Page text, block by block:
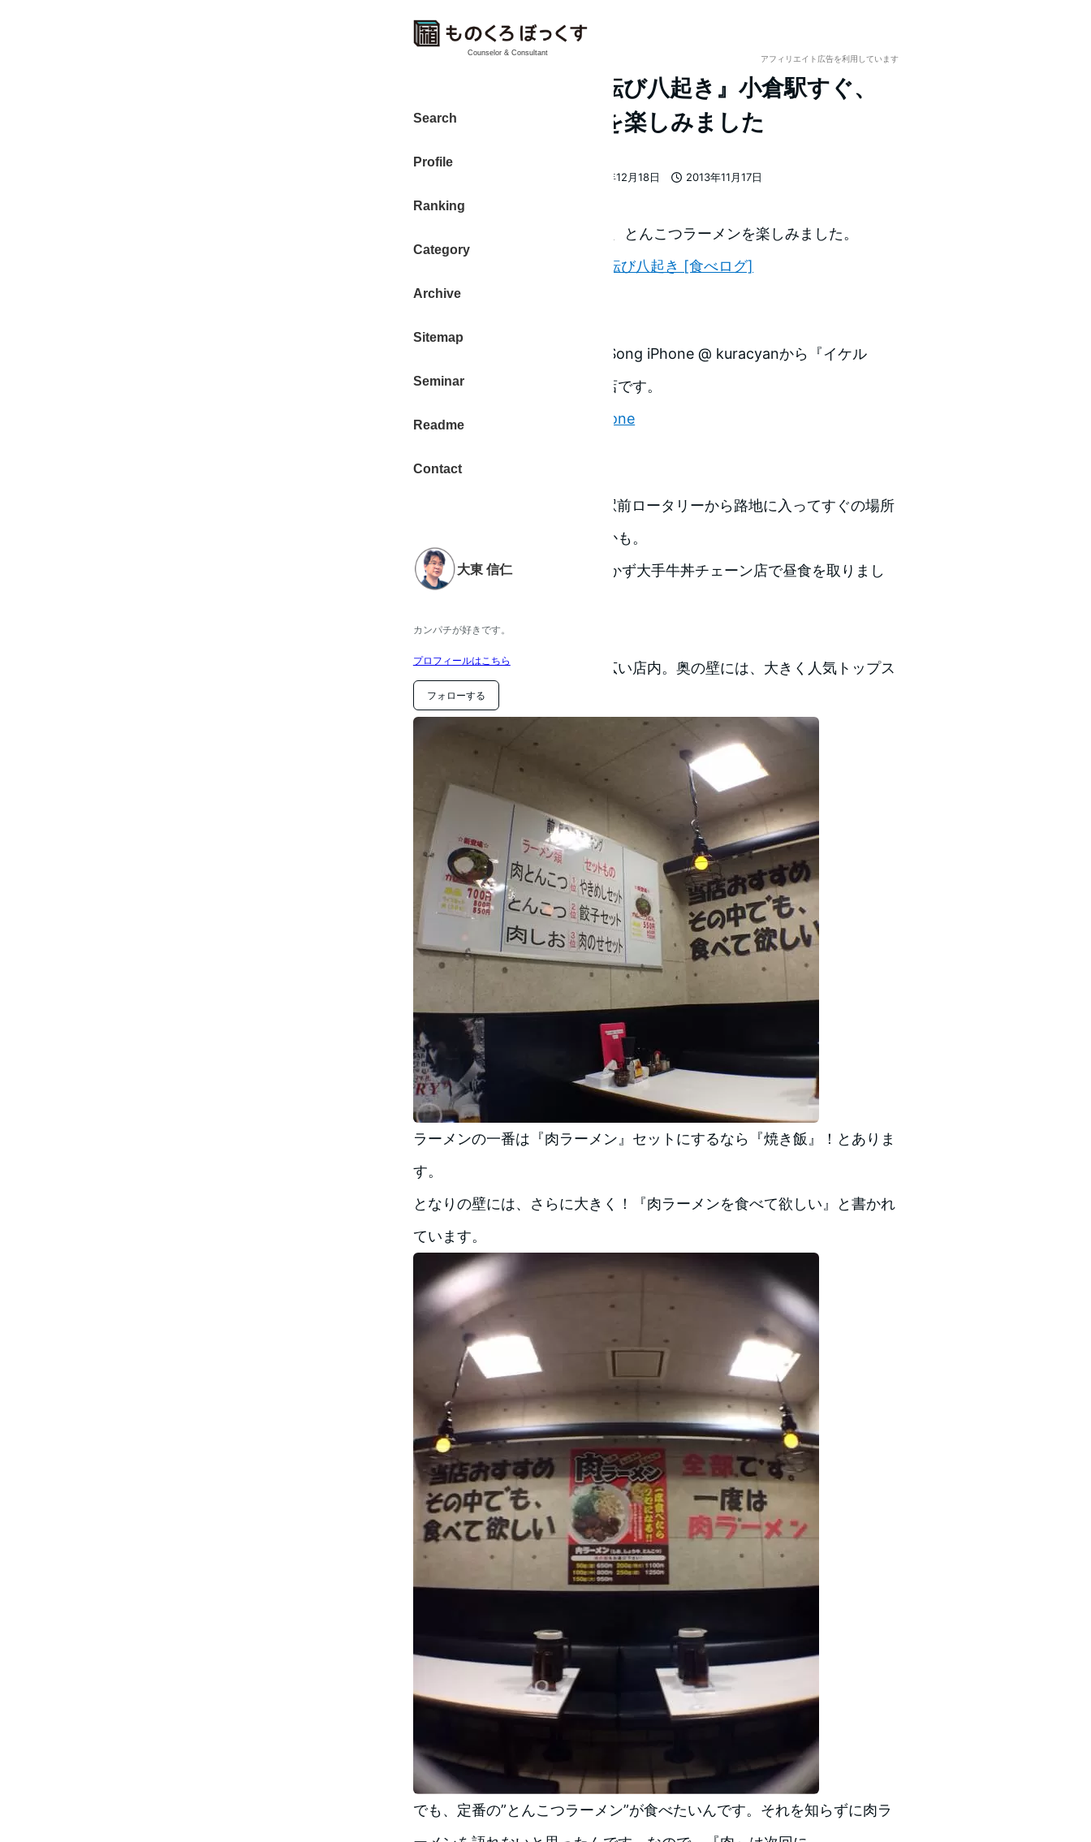
Counselor & Consultant
Search
Profile
Ranking
Category
Archive
Sitemap
Seminar
Readme
Contact
大東 信仁
カンパチが好きです。
プロフィールはこちら
フォローする
アフィリエイト広告を利用しています
『麺屋人生劇場 七転び八起き』小倉駅すぐ、
とんこつラーメンを楽しみました
2013年12月18日
2013年11月17日
者
2013年11月17日 お昼ご飯にて、とんこつラーメンを楽しみました。
麺屋人生劇場 七転び八起き [食べログ]
前日のうまみ会にて、Singer Song iPhone @ kuracyanから『イケル
で！』と、教えてもらったお店です。
Singer Song iPhone
JR 小倉駅から徒歩1分です。駅前ロータリーから路地に入ってすぐの場所
なので、知らないと見落とすかも。
実際、前日にものくろ は気づかず大手牛丼チェーン店で昼食を取りまし
Ｌ字の店内なので、予想より広い店内。奥の壁には、大きく人気トップス
リーが書かれています。
ラーメンの一番は『肉ラーメン』セットにするなら『焼き飯』！とありま
す。
となりの壁には、さらに大きく！『肉ラーメンを食べて欲しい』と書かれ
ています。
でも、定番の”とんこつラーメン”が食べたいんです。それを知らずに肉ラ